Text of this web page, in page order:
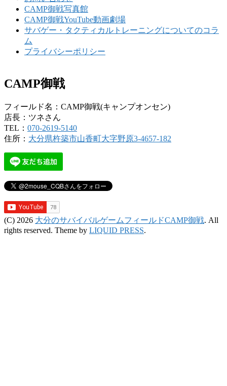
CAMP御戦写真館
CAMP御戦YouTube動画劇場
サバゲー・タクティカルトレーニングについてのコラ
ム
プライバシーポリシー
CAMP御戦
フィールド名：CAMP御戦(キャンプオンセン)
店長：ツネさん
TEL： 070-2619-5140
住所： 大分県杵築市山香町大字野原3-4657-182
(C) 2026 大分のサバイバルゲームフィールドCAMP御戦. All
rights reserved. Theme by LIQUID PRESS.